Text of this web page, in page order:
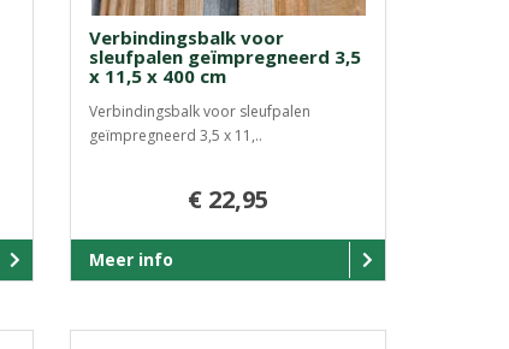
Verbindingsbalk voor
sleufpalen geïmpregneerd 3,5
x 11,5 x 400 cm
Verbindingsbalk voor sleufpalen
geïmpregneerd 3,5 x 11,..
€ 22,95
Meer info